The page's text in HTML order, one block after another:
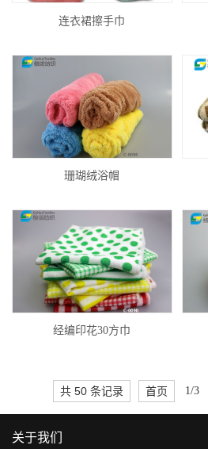
连衣裙擦手巾
珊瑚绒浴帽
经编印花30方巾
共 50 条记录 首页 1/3
关于我们